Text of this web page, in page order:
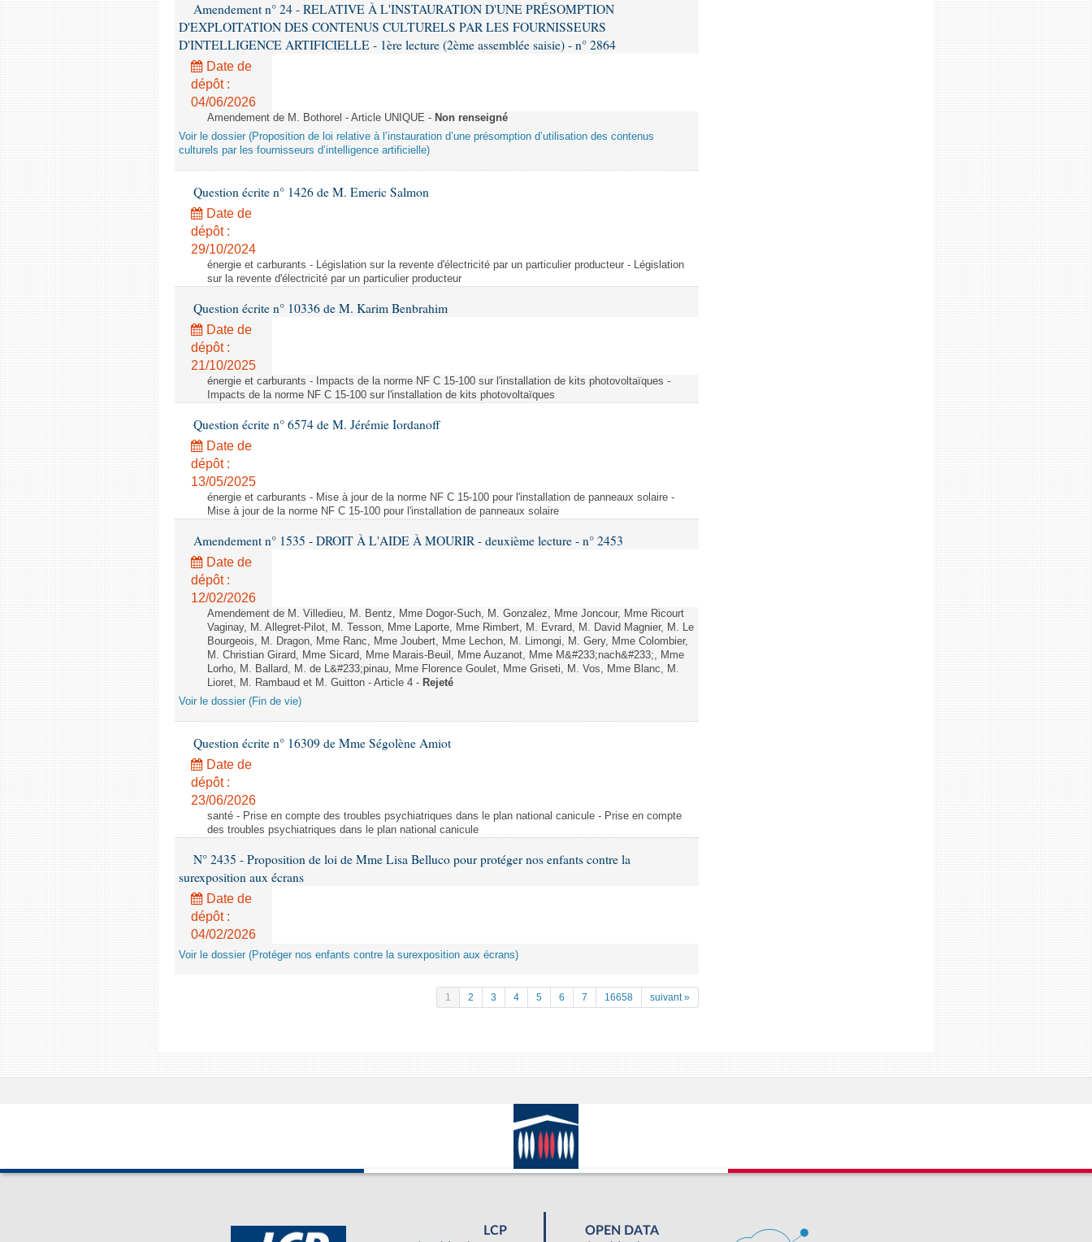
Amendement n° 24 - RELATIVE À L'INSTAURATION D'UNE PRÉSOMPTION
D'EXPLOITATION DES CONTENUS CULTURELS PAR LES FOURNISSEURS
D'INTELLIGENCE ARTIFICIELLE - 1ère lecture (2ème assemblée saisie) - n° 2864
Date de
dépôt :
04/06/2026
Amendement de M. Bothorel - Article UNIQUE - Non renseigné
Voir le dossier (Proposition de loi relative à l’instauration d’une présomption d’utilisation des contenus
culturels par les fournisseurs d’intelligence artificielle)
Question écrite n° 1426 de M. Emeric Salmon
Date de
dépôt :
29/10/2024
énergie et carburants - Législation sur la revente d'électricité par un particulier producteur - Législation
sur la revente d'électricité par un particulier producteur
Question écrite n° 10336 de M. Karim Benbrahim
Date de
dépôt :
21/10/2025
énergie et carburants - Impacts de la norme NF C 15-100 sur l'installation de kits photovoltaïques -
Impacts de la norme NF C 15-100 sur l'installation de kits photovoltaïques
Question écrite n° 6574 de M. Jérémie Iordanoff
Date de
dépôt :
13/05/2025
énergie et carburants - Mise à jour de la norme NF C 15-100 pour l'installation de panneaux solaire -
Mise à jour de la norme NF C 15-100 pour l'installation de panneaux solaire
Amendement n° 1535 - DROIT À L'AIDE À MOURIR - deuxième lecture - n° 2453
Date de
dépôt :
12/02/2026
Amendement de M. Villedieu, M. Bentz, Mme Dogor-Such, M. Gonzalez, Mme Joncour, Mme Ricourt
Vaginay, M. Allegret-Pilot, M. Tesson, Mme Laporte, Mme Rimbert, M. Evrard, M. David Magnier, M. Le
Bourgeois, M. Dragon, Mme Ranc, Mme Joubert, Mme Lechon, M. Limongi, M. Gery, Mme Colombier,
M. Christian Girard, Mme Sicard, Mme Marais-Beuil, Mme Auzanot, Mme M&#233;nach&#233;, Mme
Lorho, M. Ballard, M. de L&#233;pinau, Mme Florence Goulet, Mme Griseti, M. Vos, Mme Blanc, M.
Lioret, M. Rambaud et M. Guitton - Article 4 - Rejeté
Voir le dossier (Fin de vie)
Question écrite n° 16309 de Mme Ségolène Amiot
Date de
dépôt :
23/06/2026
santé - Prise en compte des troubles psychiatriques dans le plan national canicule - Prise en compte
des troubles psychiatriques dans le plan national canicule
N° 2435 - Proposition de loi de Mme Lisa Belluco pour protéger nos enfants contre la
surexposition aux écrans
Date de
dépôt :
04/02/2026
Voir le dossier (Protéger nos enfants contre la surexposition aux écrans)
1 2 3 4 5 6 7 16658 suivant »
LCP
OPEN DATA